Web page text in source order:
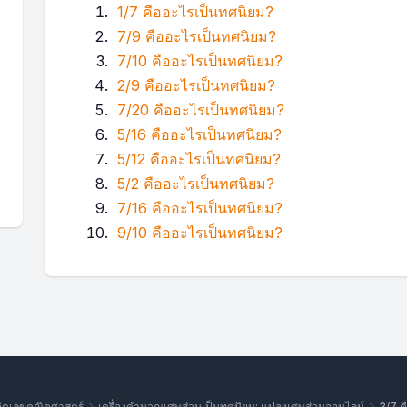
1/7 คืออะไรเป็นทศนิยม?
7/9 คืออะไรเป็นทศนิยม?
7/10 คืออะไรเป็นทศนิยม?
2/9 คืออะไรเป็นทศนิยม?
7/20 คืออะไรเป็นทศนิยม?
5/16 คืออะไรเป็นทศนิยม?
5/12 คืออะไรเป็นทศนิยม?
5/2 คืออะไรเป็นทศนิยม?
7/16 คืออะไรเป็นทศนิยม?
9/10 คืออะไรเป็นทศนิยม?